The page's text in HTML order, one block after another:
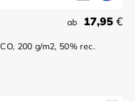
ab 17,95 €
200 g/m2, 50% rec.